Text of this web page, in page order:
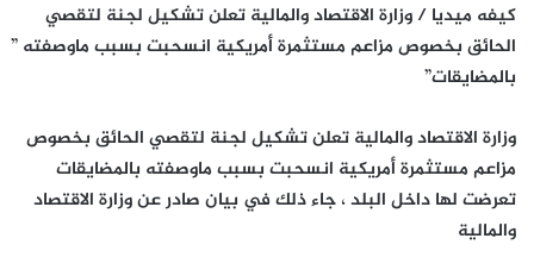
كيفه ميديا / وزارة الاقتصاد والمالية تعلن تشكيل لجنة لتقصي
الحائق بخصوص مزاعم مستثمرة أمريكية انسحبت بسبب ماوصفته ”
بالمضايقات”
وزارة الاقتصاد والمالية تعلن تشكيل لجنة لتقصي الحائق بخصوص
مزاعم مستثمرة أمريكية انسحبت بسبب ماوصفته بالمضايقات
تعرضت لها داخل البلد ، جاء ذلك في بيان صادر عن وزارة الاقتصاد
والمالية